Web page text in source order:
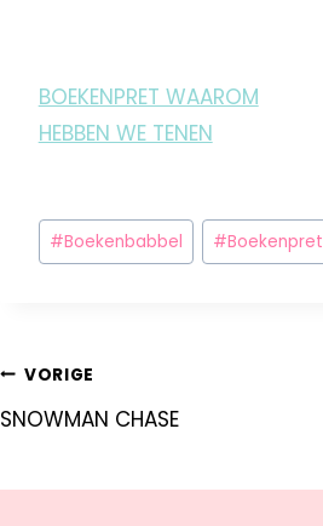
BOEKENPRET WAAROM
HEBBEN WE TENEN
#Boekenbabbel #Boekenpret
VORIGE
SNOWMAN CHASE